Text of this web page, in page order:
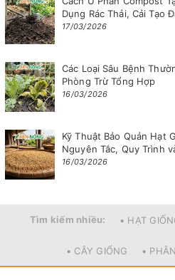
Dụng Rác Thải, Cải Tạo
17/03/2026
Các Loại Sâu Bệnh
Phòng Trừ Tổng Hợp
16/03/2026
Kỹ Thuật Bảo Quản Hạt
Nguyên Tắc, Quy Trình
16/03/2026
Tìm kiếm nhiều: • HẠT
• CÂY GIỐNG •